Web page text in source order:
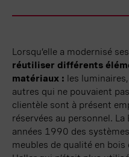
Lorsqu’elle a modernisé
réutiliser différents
matériaux : les
autres qui ne pouvaient
clientèle sont à présent
réservées au personnel.
années 1990 des
meubles de qualité en